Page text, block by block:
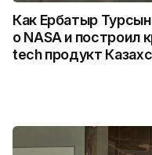
Как Ербатыр
о NASA и построил
tech продукт